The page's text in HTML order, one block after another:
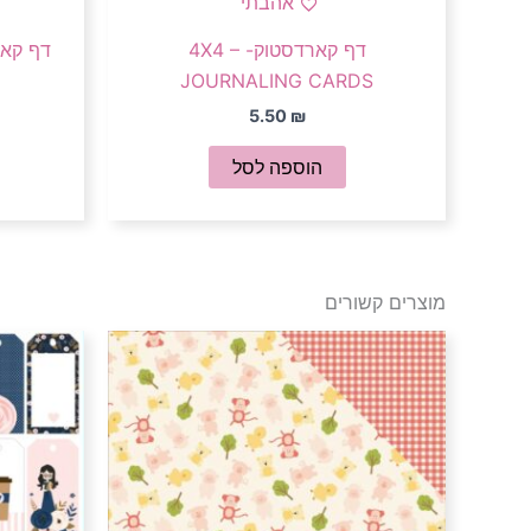
דף קארדסטוק- 4X4 –
JOURNALING CARDS
5.50 ₪
הוספה לסל
מוצרים קשורים